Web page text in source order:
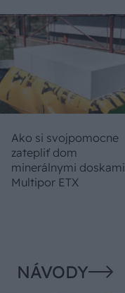
Ako si svojpomocne
zatepliť dom
minerálnymi doskami
Multipor ETX
NÁVODY